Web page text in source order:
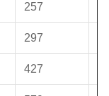
257
297
427